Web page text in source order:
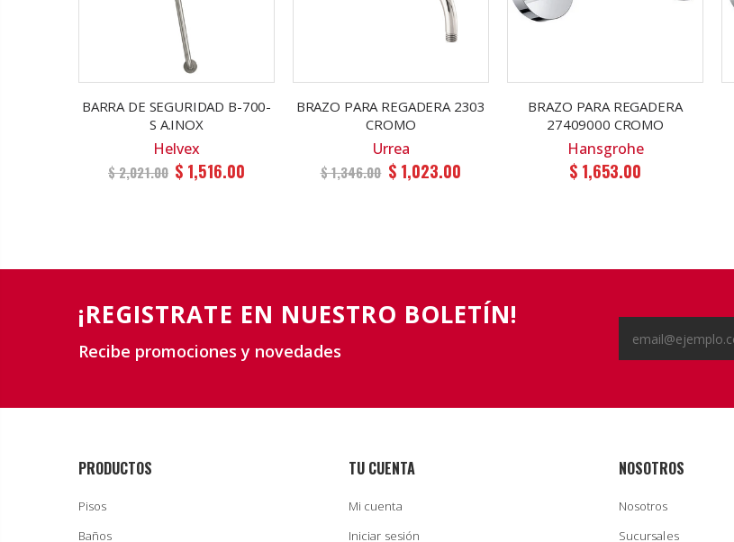
BARRA DE SEGURIDAD B-700-
S A.INOX
Helvex
$ 2,021.00 $ 1,516.00
BRAZO PARA REGADERA 2303
CROMO
Urrea
$ 1,346.00 $ 1,023.00
BRAZO PARA REGADERA
27409000 CROMO
Hansgrohe
$ 1,653.00
¡REGISTRATE EN NUESTRO BOLETÍN!
Recibe promociones y novedades
PRODUCTOS
Pisos
Baños
TU CUENTA
Mi cuenta
Iniciar sesión
NOSOTROS
Nosotros
Sucursales